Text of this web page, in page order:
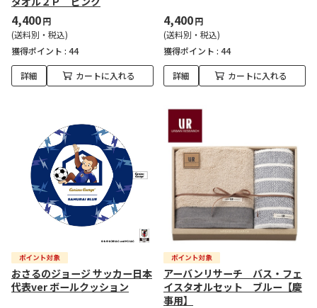
4,400円
(送料別・税込)
獲得ポイント : 44
詳細 カートに入れる
4,400円
(送料別・税込)
獲得ポイント : 44
詳細 カートに入れる
おさるのジョージ サッカー日本
代表ver ボールクッション
アーバンリサーチ バス・フェ
イスタオルセット ブルー【慶
事用】